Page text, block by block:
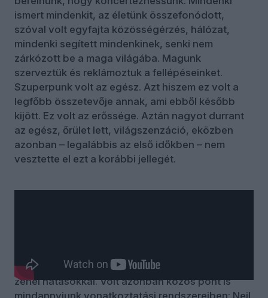
ismert mindenkit, az életünk összefonódott,
szóval volt egyfajta közösségérzés, hálózat,
mindenki segített mindenkinek, senki nem
zárkózott be a maga világába. Magunk
szerveztük és reklámoztuk a fellépéseinket.
Szuperpunk volt az egész. Azt hiszem ez volt a
legfőbb összetevője annak, ami ebből később
kijött. Ez volt az erőssége. Aztán nagyot durrant
az egész, őrület lett, világszenzáció, eközben
azonban – legalábbis az első időkben – nem
vesztette el ezt a korábbi jellegét.
mást hozott, kicsit kívülállók is voltunk, másfajta
zenei hatásokkal. Volt azonban közös pont is
mindannyiunk vonatkoztatási rendszereiben: Neil